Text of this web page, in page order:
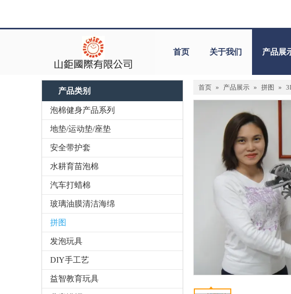
首页 关于我们 产品展
产品类别
泡棉健身产品系列
地垫/运动垫/座垫
安全带护套
水耕育苗泡棉
汽车打蜡棉
玻璃油膜清洁海绵
拼图
发泡玩具
DIY手工艺
益智教育玩具
首页 » 产品展示 » 拼图 »